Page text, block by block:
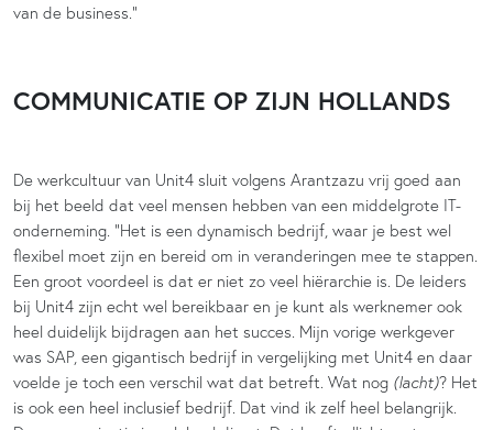
van de business.”
COMMUNICATIE OP ZIJN HOLLANDS
De werkcultuur van Unit4 sluit volgens Arantzazu vrij goed aan
bij het beeld dat veel mensen hebben van een middelgrote IT-
onderneming. “Het is een dynamisch bedrijf, waar je best wel
flexibel moet zijn en bereid om in veranderingen mee te stappen.
Een groot voordeel is dat er niet zo veel hiërarchie is. De leiders
bij Unit4 zijn echt wel bereikbaar en je kunt als werknemer ook
heel duidelijk bijdragen aan het succes. Mijn vorige werkgever
was SAP, een gigantisch bedrijf in vergelijking met Unit4 en daar
voelde je toch een verschil wat dat betreft. Wat nog (lacht)? Het
is ook een heel inclusief bedrijf. Dat vind ik zelf heel belangrijk.